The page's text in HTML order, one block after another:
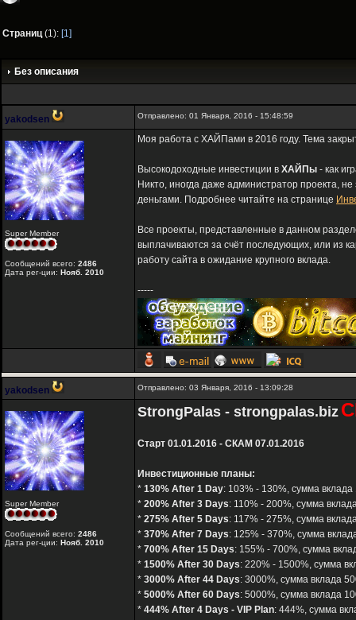
Страниц(1): [1]
Без описания
yakodsen Отправлено: 01 Января, 2016 - 15:48:59
Super Member
Сообщений всего: 2486
Дата рег-ции: Нояб. 2010
Моя работа с ХАЙПами в 2016 году. Тема
Высокодоходные инвестиции в ХАЙПы - как
Никто, иногда даже администратор проекта,
деньгами. Подробнее читайте на странице
Все проекты, представленные в данном
выплачиваются за счёт последующих, или из
работу сайта в ожидание крупного вклада.
-----
yakodsen Отправлено: 03 Января, 2016 - 13:09:28
Super Member
Сообщений всего: 2486
Дата рег-ции: Нояб. 2010
StrongPalas - strongpalas.biz
Старт 01.01.2016 - СКАМ 07.01.2016
Инвестиционные планы:
* 130% After 1 Day: 103% - 130%, сумма
* 200% After 3 Days: 110% - 200%, сумма
* 275% After 5 Days: 117% - 275%, сумма
* 370% After 7 Days: 125% - 370%, сумма
* 700% After 15 Days: 155% - 700%, сумма
* 1500% After 30 Days: 220% - 1500%, сумма
* 3000% After 44 Days: 3000%, сумма вклада
* 5000% After 60 Days: 5000%, сумма вклада
* 444% After 4 Days - VIP Plan: 444%, сумма